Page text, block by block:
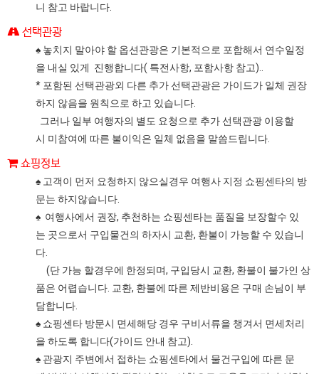
니 참고 바랍니다.
선택관광
♠ 놓치지 말아야 할 옵션관광은 기본적으로 포함해서 연수일정
을 내실 있게 진행합니다( 특전사항, 포함사항 참고)..
* 포함된 선택관광외 다른 추가 선택관광은 가이드가 일체 권장
하지 않음을 원칙으로 하고 있습니다.
그러나 일부 여행자의 별도 요청으로 추가 선택관광 이용할
시 미참여에 따른 불이익은 일체 없음을 말씀드립니다.
쇼핑정보
♠ 고객이 먼저 요청하지 않으실경우 여행사 지정 쇼핑센타의 방
문는 하지않습니다.
♠ 여행사에서 권장, 추천하는 쇼핑센타는 품질을 보장할수 있
는 곳으로서 구입물건의 하자시 교환, 환불이 가능할 수 있습니
다.
(단 가능 할경우에 한정되며, 구입당시 교환, 환불이 불가인 상
품은 어렵습니다. 교환, 환불에 따른 제반비용은 구매 손님이 부
담합니다.
♠ 쇼핑센타 방문시 면세해당 경우 구비서류을 챙겨서 면세처리
을 하도록 합니다(가이드 안내 참고).
♠ 관광지 주변에서 접하는 쇼핑센타에서 물건구입에 따른 문